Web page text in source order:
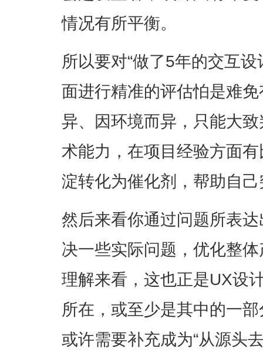
情况有所平衡。
所以要对“做了5年的交互
面进行精准的评估怕是难
异、因环境而异，只能大
术能力，在项目经验方面
淀转化为催化剂，帮助自
然后来看你通过问题所表
决一些实际问题，优化整
理解来看，这也正是UX设
所在，或至少是其中的一
或许需要补充成为“从源头